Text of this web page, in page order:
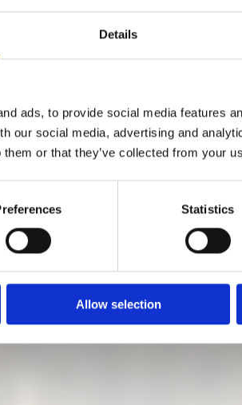
Details
ads, to provide social media features
our social media, advertising and
or that they’ve collected from your
Statistics
Allow selection
MIT
mit Informationen zum
an der Information, solange freie